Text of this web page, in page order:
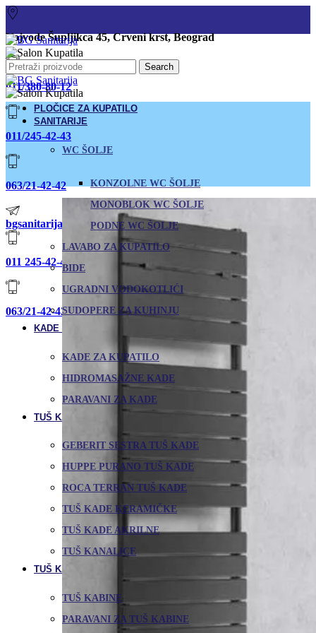
Vojvode Šupljikca 45, Crveni krst, Beograd
011/380-80-12
011/245-42-43
063/21-42-42
bgsanitarija@gmail.com
011 245-42-43
063/21-42-42
Search
PLOČICE ZA KUPATILO
SANITARIJE
WC ŠOLJE
KONZOLNE WC ŠOLJE
MONOBLOK WC ŠOLJE
PODNE WC ŠOLJE
LAVABO ZA KUPATILO
BIDE
UGRADNI VODOKOTLIĆI
SUDOPERE ZA KUHINJU
KADE I PARAVANI
KADE ZA KUPATILO
HIDROMASAŽNE KADE
PARAVANI ZA KADE
TUŠ KADE I TUŠ KANALICE
GEBERIT SESTRA TUŠ KADE
HUPPE PURANO TUŠ KADE
ROCA TERRAN TUŠ KADE
TUŠ KADE KERAMIČKE
TUŠ KADE AKRILNE
TUŠ KANALICE
TUŠ KABINE I PARAVANI
TUŠ KABINE
PARAVANI ZA TUŠ KABINE